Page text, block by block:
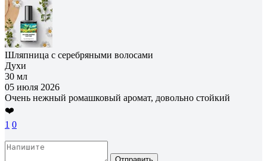
Шляпница с серебряными волосами
Духи
30 мл
05 июля 2026
Очень нежный ромашковый аромат, довольно стойкий
❤️
1 0